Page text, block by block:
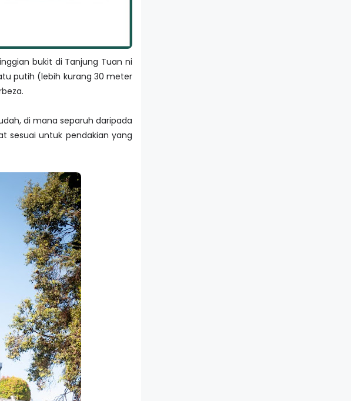
bukit di Tanjung Tuan ni
putih (lebih kurang 30 meter
di mana separuh daripada
sesuai untuk pendakian yang